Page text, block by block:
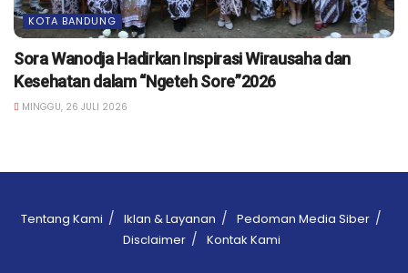
KOTA BANDUNG
Sora Wanodja Hadirkan Inspirasi Wirausaha dan
Kesehatan dalam “Ngeteh Sore”2026
MINGGU, 26 JULI 2026
Tentang Kami Iklan & Layanan
Pedoman Media Siber
Disclaimer
Kontak Kami